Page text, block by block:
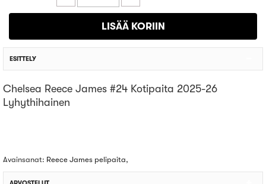
ESITTELY
Chelsea Reece James #24 Kotipaita 2025-26
Lyhythihainen
Avainsanat: Reece James pelipaita,